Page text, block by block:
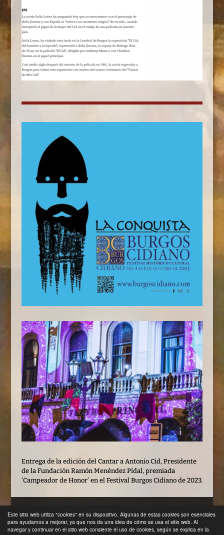
Este sitio web utiliza "cookies" en su dispositivo. Algunas de estas cookies son esenciales
para ayudarnos a mejorar, ya que nos da una idea de cómo se usa el sitio web. Al
navegar y continuar en el sitio web consiente el uso de cookies, según se explica en la
Entrega de la edición del Cantar a Antonio Cid, Presidente
de la Fundación Ramón Menéndez Pídal, premiada
‘Campeador de Honor’ en el Festival Burgos Cidiano de 2023.
AVISO LEGAL
POLÍTICA DE COOKIES